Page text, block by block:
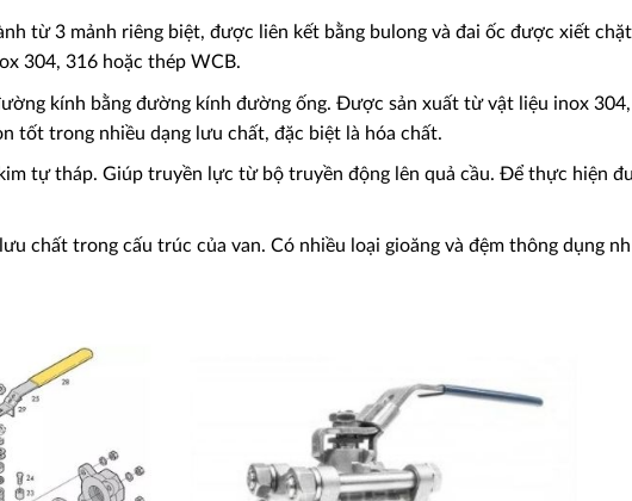
từ 3 mảnh riêng biệt, được liên kết bằng bulong và đai ốc được xiết
304, 316 hoặc thép WCB.
kính bằng đường kính đường ống. Được sản xuất từ vật liệu inox 304,
tốt trong nhiều dạng lưu chất, đặc biệt là hóa chất.
tự tháp. Giúp truyền lực từ bộ truyền động lên quả cầu. Để thực hiện
chất trong cấu trúc của van. Có nhiều loại gioăng và đệm thông dụng